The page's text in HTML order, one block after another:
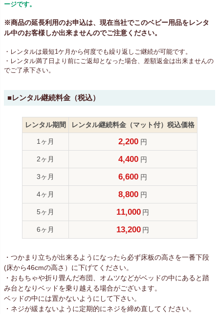
ージです。
※商品の延長利用のお申込は、現在当社でこのベビー用品をレンタ
ル中のお客様しか出来ませんのでご注意ください。
・レンタルは最短1ケ月から何度でも繰り返しご継続が可能です。
・レンタル満了日より前にご返却となった場合、差額返金は出来ませんの
でご了承下さい。
■レンタル継続料金（税込）
レンタル期間 レンタル継続料金（マット付）税込価格
1ヶ月 2,200 円
2ヶ月 4,400 円
3ヶ月 6,600 円
4ヶ月 8,800 円
5ヶ月 11,000 円
6ヶ月 13,200 円
・つかまり立ちが出来るようになったら必ず床板の高さを一番下段
(床から46cmの高さ）に下げてください。
・おもちゃや折り畳んだ布団、オムツなどがベッドの中にあると踏
み台となりベッドを乗り越える場合がございます。
ベッドの中には置かないようにして下さい。
・ネジが緩まないように定期的にネジを締め直してください。